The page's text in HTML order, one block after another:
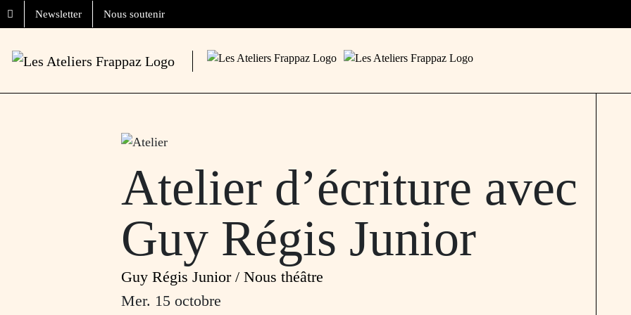
Aller au contenu
Skip to footer
Nous soutenir
Newsletter
Atelier d’écriture avec
Guy Régis Junior
Guy Régis Junior / Nous théâtre
mer. 15 octobre